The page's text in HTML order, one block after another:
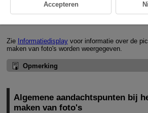
Informatiedisplay
Zie Informatiedisplayvoor informatie over de
maken van foto's worden weergegeven.
Opmerking
Algemene aandachtspunten bij
maken van foto's
Accepteren